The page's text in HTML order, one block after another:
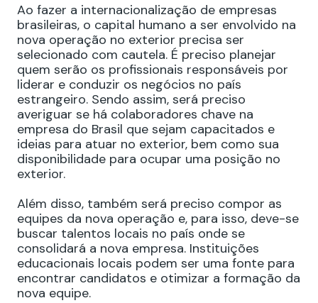
Ao fazer a internacionalização de empresas
brasileiras, o capital humano a ser envolvido na
nova operação no exterior precisa ser
selecionado com cautela. É preciso planejar
quem serão os profissionais responsáveis por
liderar e conduzir os negócios no país
estrangeiro. Sendo assim, será preciso
averiguar se há colaboradores chave na
empresa do Brasil que sejam capacitados e
ideias para atuar no exterior, bem como sua
disponibilidade para ocupar uma posição no
exterior.
Além disso, também será preciso compor as
equipes da nova operação e, para isso, deve-se
buscar talentos locais no país onde se
consolidará a nova empresa. Instituições
educacionais locais podem ser uma fonte para
encontrar candidatos e otimizar a formação da
nova equipe.